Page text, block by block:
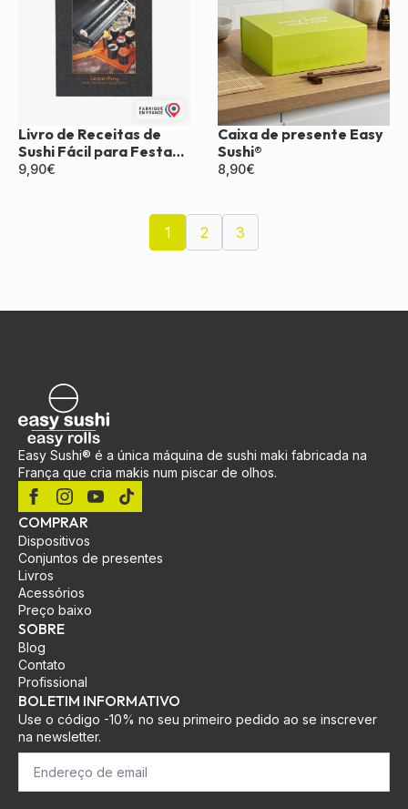
Livro de Receitas de
Sushi Fácil para Festa
de Coquetel
9,90€
Caixa de presente Easy
Sushi®
8,90€
1 2 3
Easy Sushi® é a única máquina de sushi maki fabricada na
França que cria makis num piscar de olhos.
COMPRAR
Dispositivos
Conjuntos de presentes
Livros
Acessórios
Preço baixo
SOBRE
Blog
Contato
Profissional
BOLETIM INFORMATIVO
Use o código -10% no seu primeiro pedido ao se inscrever
na newsletter.